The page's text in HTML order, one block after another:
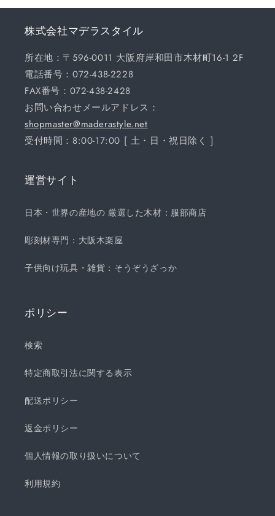
株式会社マデラスタイル
所在地：〒596-0011 大阪府岸和田市木材町16-1 2F
電話番号：072-438-2228
FAX番号：072-438-2428
お問い合わせメールアドレス：
shopmaster@maderastyle.net
受付時間：8:00-17:00 [ 土・日・祝日除く ]
運営サイト
日本・世界の産地の 厳選した木材：服部商店
彫刻材専門：大阪木楽屋
子供向け玩具・雑貨：そうぞうざっか
ポリシー
検索
特定商取引法に関する表示
配送ポリシー
返金ポリシー
個人情報の取り扱いについて
利用規約